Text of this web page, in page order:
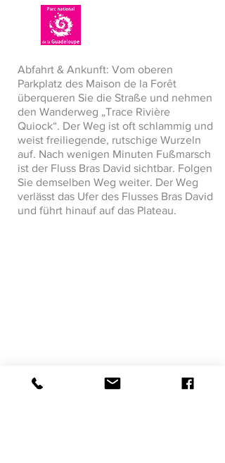
Abfahrt & Ankunft: Vom oberen
Parkplatz des Maison de la Forêt
überqueren Sie die Straße und nehmen
den Wanderweg „Trace Rivière
Quiock“. Der Weg ist oft schlammig und
weist freiliegende, rutschige Wurzeln
auf. Nach wenigen Minuten Fußmarsch
ist der Fluss Bras David sichtbar. Folgen
Sie demselben Weg weiter. Der Weg
verlässt das Ufer des Flusses Bras David
und führt hinauf auf das Plateau.
Visite suivante >